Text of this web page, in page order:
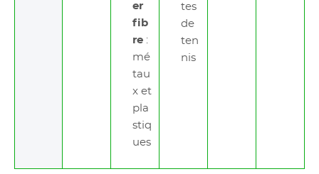
er
fib
re :
mé
tau
x et
pla
stiq
ues
tes
de
ten
nis